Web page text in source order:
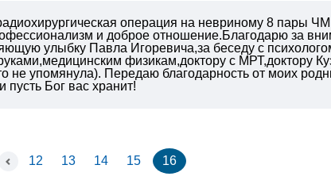
операция на невриному 8 пары
и доброе отношение.Благодарю за
улыбку Павла Игоревича,за беседу с
физикам,доктору с МРТ,доктору
не упомянула). Передаю благодарность от моих
Бог вас хранит!
12 13 14 15 16